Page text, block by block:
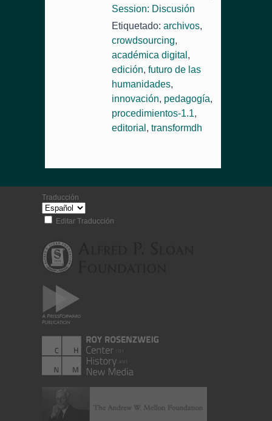
Session: Discusión
Etiquetado: archivos,
crowdsourcing,
académica digital ,
edición, futuro de las
humanidades,
innovación, pedagogía,
procedimientos-1.1,
editorial , transformdh
Traducción
Editar Traducción